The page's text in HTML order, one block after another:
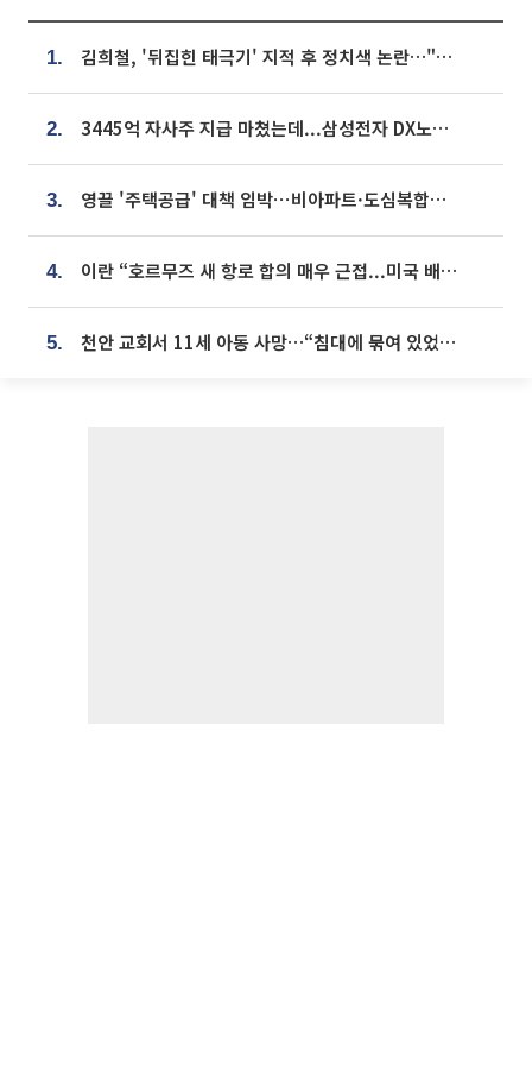
1. 김희철, '뒤집힌 태극기' 지적 후 정치색 논란…"좌우 떠나 우리나라 국기"
2. 3445억 자사주 지급 마쳤는데...삼성전자 DX노조, 뒤늦은 '떼쓰기 집회'
3. 영끌 '주택공급' 대책 임박⋯비아파트·도심복합까지 총동원
4. 이란 “호르무즈 새 항로 합의 매우 근접...미국 배상 먼저”
5. 천안 교회서 11세 아동 사망…“침대에 묶여 있었다” 진술 확보